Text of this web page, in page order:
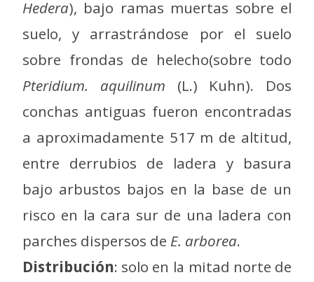
Hedera), bajo ramas muertas sobre el
suelo, y arrastrándose por el suelo
sobre frondas de helecho(sobre todo
Pteridium. aquilinum (L.) Kuhn). Dos
conchas antiguas fueron encontradas
a aproximadamente 517 m de altitud,
entre derrubios de ladera y basura
bajo arbustos bajos en la base de un
risco en la cara sur de una ladera con
parches dispersos de E. arborea.
Distribución: solo en la mitad norte de